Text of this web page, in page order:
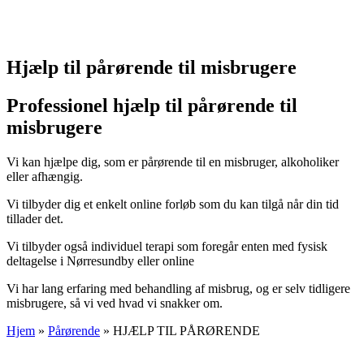
Hjælp til pårørende til misbrugere
Professionel hjælp til pårørende til
misbrugere
Vi kan hjælpe dig, som er pårørende til en misbruger, alkoholiker
eller afhængig.
Vi tilbyder dig et enkelt online forløb som du kan tilgå når din tid
tillader det.
Vi tilbyder også individuel terapi som foregår enten med fysisk
deltagelse i Nørresundby eller online
Vi har lang erfaring med behandling af misbrug, og er selv tidligere
misbrugere, så vi ved hvad vi snakker om.
Hjem » Pårørende » HJÆLP TIL PÅRØRENDE